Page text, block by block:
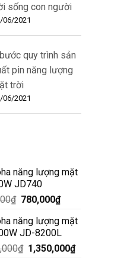
sống con người
06/2021
quy trình sản
pin năng lượng
trời
06/2021
năng lượng mặt
JD740
₫ 780,000₫
năng lượng mặt
JD-8200L
₫ 1,350,000₫